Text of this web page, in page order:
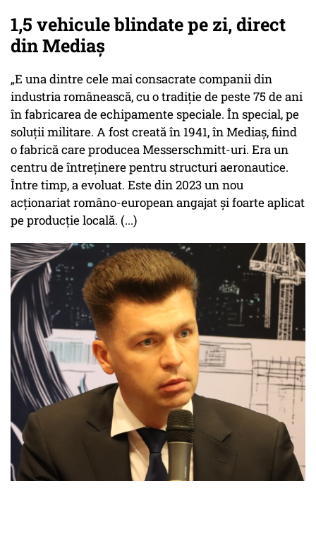
1,5 vehicule blindate pe zi, direct
din Mediaș
„E una dintre cele mai consacrate companii din
industria românească, cu o tradiție de peste 75 de ani
în fabricarea de echipamente speciale. În special, pe
soluții militare. A fost creată în 1941, în Mediaș, fiind
o fabrică care producea Messerschmitt-uri. Era un
centru de întreținere pentru structuri aeronautice.
Între timp, a evoluat. Este din 2023 un nou
acționariat româno-european angajat și foarte aplicat
pe producție locală. (...)